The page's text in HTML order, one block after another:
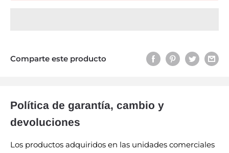
Comparte este producto
Política de garantía, cambio y
devoluciones
Los productos adquiridos en las unidades comerciales